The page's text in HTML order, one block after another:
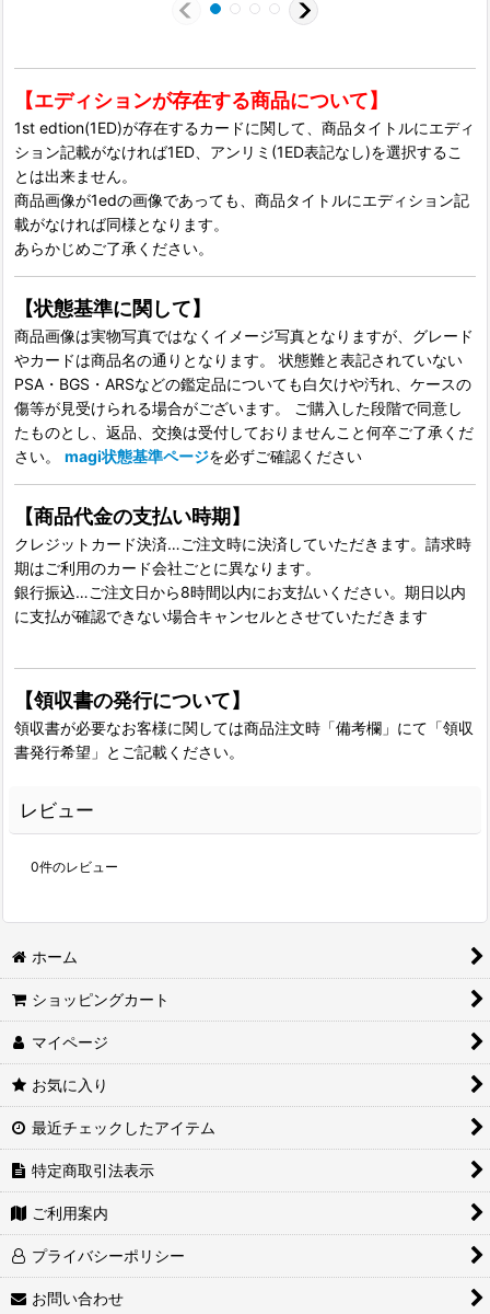
【エディションが存在する商品について】
1st edtion(1ED)が存在するカードに関して、商品タイトルにエディ
ション記載がなければ1ED、アンリミ(1ED表記なし)を選択するこ
とは出来ません。
商品画像が1edの画像であっても、商品タイトルにエディション記
載がなければ同様となります。
あらかじめご了承ください。
【状態基準に関して】
商品画像は実物写真ではなくイメージ写真となりますが、グレード
やカードは商品名の通りとなります。 状態難と表記されていない
PSA・BGS・ARSなどの鑑定品についても白欠けや汚れ、ケースの
傷等が見受けられる場合がございます。 ご購入した段階で同意し
たものとし、返品、交換は受付しておりませんこと何卒ご了承くだ
さい。 magi状態基準ページを必ずご確認ください
【商品代金の支払い時期】
クレジットカード決済…ご注文時に決済していただきます。請求時
期はご利用のカード会社ごとに異なります。
銀行振込…ご注文日から8時間以内にお支払いください。期日以内
に支払が確認できない場合キャンセルとさせていただきます
【領収書の発行について】
領収書が必要なお客様に関しては商品注文時「備考欄」にて「領収
書発行希望」とご記載ください。
レビュー
0件のレビュー
ホーム
ショッピングカート
マイページ
お気に入り
最近チェックしたアイテム
特定商取引法表示
ご利用案内
プライバシーポリシー
お問い合わせ